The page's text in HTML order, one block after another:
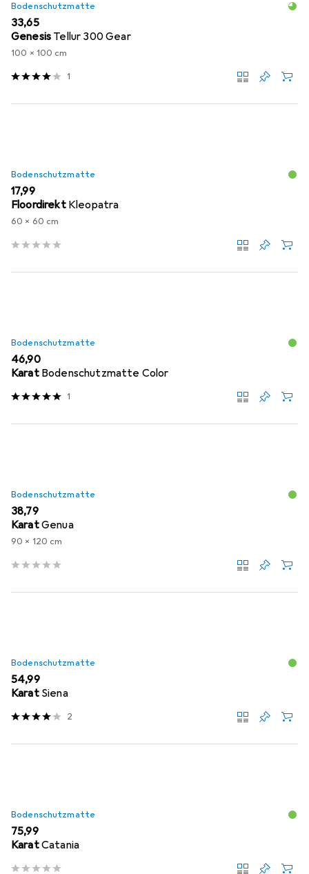
Bodenschutzmatte
EUR
33,65
Genesis Tellur 300 Gear
100 x 100 cm
1
Bodenschutzmatte
EUR
17,99
Floordirekt Kleopatra
60 x 60 cm
Bodenschutzmatte
EUR
46,90
Karat Bodenschutzmatte Color
1
Bodenschutzmatte
EUR
38,79
KaratGenua
90 x 120 cm
Bodenschutzmatte
EUR
54,99
Karat Siena
2
Bodenschutzmatte
EUR
75,99
KaratCatania